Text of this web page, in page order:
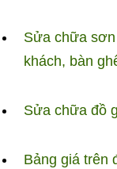
Sửa chữa
khách, bàn
Sửa chữa đồ
Bảng giá trên